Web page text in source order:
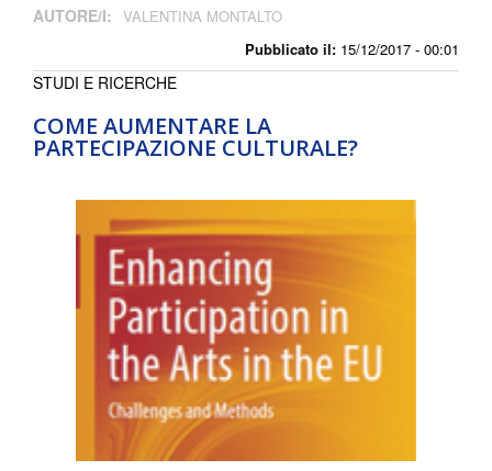
Pubblicato il: 15/12/2017 - 00:01
AUTORE/I: VALENTINA MONTALTO
COME AUMENTARE LA
PARTECIPAZIONE CULTURALE?
STUDI E RICERCHE